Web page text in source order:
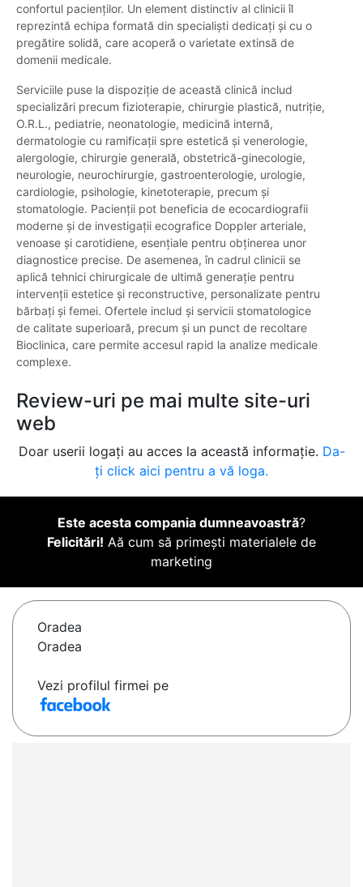
confortul pacienților. Un element distinctiv al clinicii îl
reprezintă echipa formată din specialiști dedicați și cu o
pregătire solidă, care acoperă o varietate extinsă de
domenii medicale.
Serviciile puse la dispoziție de această clinică includ
specializări precum fizioterapie, chirurgie plastică, nutriție,
O.R.L., pediatrie, neonatologie, medicină internă,
dermatologie cu ramificații spre estetică și venerologie,
alergologie, chirurgie generală, obstetrică-ginecologie,
neurologie, neurochirurgie, gastroenterologie, urologie,
cardiologie, psihologie, kinetoterapie, precum și
stomatologie. Pacienții pot beneficia de ecocardiografii
moderne și de investigații ecografice Doppler arteriale,
venoase și carotidiene, esențiale pentru obținerea unor
diagnostice precise. De asemenea, în cadrul clinicii se
aplică tehnici chirurgicale de ultimă generație pentru
intervenții estetice și reconstructive, personalizate pentru
bărbați și femei. Ofertele includ și servicii stomatologice
de calitate superioară, precum și un punct de recoltare
Bioclinica, care permite accesul rapid la analize medicale
complexe.
Review-uri pe mai multe site-uri
web
Doar userii logați au acces la această informație. Da-
ți click aici pentru a vă loga.
Este acesta compania dumneavoastră?
Felicitări! Aă cum să primești materialele de
marketing
Oradea
Oradea
Vezi profilul firmei pe